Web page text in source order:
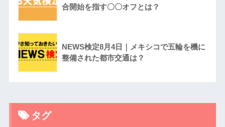
合開始を指す〇〇オフとは？
NEWS検定8月4日｜メキシコで五輪を機に
整備された都市交通は？
タグ